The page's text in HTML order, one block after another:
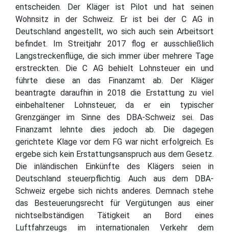
entscheiden. Der Kläger ist Pilot und hat seinen
Wohnsitz in der Schweiz. Er ist bei der C AG in
Deutschland angestellt, wo sich auch sein Arbeitsort
befindet. Im Streitjahr 2017 flog er ausschließlich
Langstreckenflüge, die sich immer über mehrere Tage
erstreckten. Die C AG behielt Lohnsteuer ein und
führte diese an das Finanzamt ab. Der Kläger
beantragte daraufhin in 2018 die Erstattung zu viel
einbehaltener Lohnsteuer, da er ein typischer
Grenzgänger im Sinne des DBA-Schweiz sei. Das
Finanzamt lehnte dies jedoch ab. Die dagegen
gerichtete Klage vor dem FG war nicht erfolgreich. Es
ergebe sich kein Erstattungsanspruch aus dem Gesetz.
Die inländischen Einkünfte des Klägers seien in
Deutschland steuerpflichtig. Auch aus dem DBA-
Schweiz ergebe sich nichts anderes. Demnach stehe
das Besteuerungsrecht für Vergütungen aus einer
nichtselbständigen Tätigkeit an Bord eines
Luftfahrzeugs im internationalen Verkehr dem